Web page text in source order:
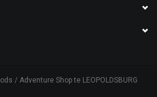
/ Adventure Shop te LEOPOLDSBURG